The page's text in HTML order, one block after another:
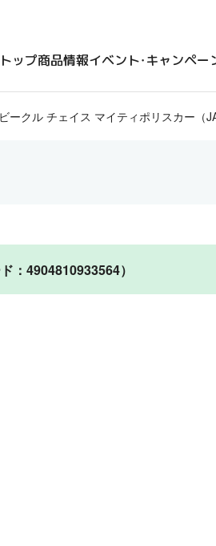
トップ商品情報イベント・キャンペー
ークル チェイス マイティポリスカー（
：4904810933564）